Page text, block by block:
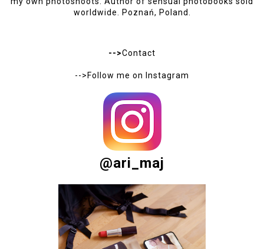
worldwide. Poznań, Poland.
-->Contact
-->Follow me on Instagram
@ari_maj